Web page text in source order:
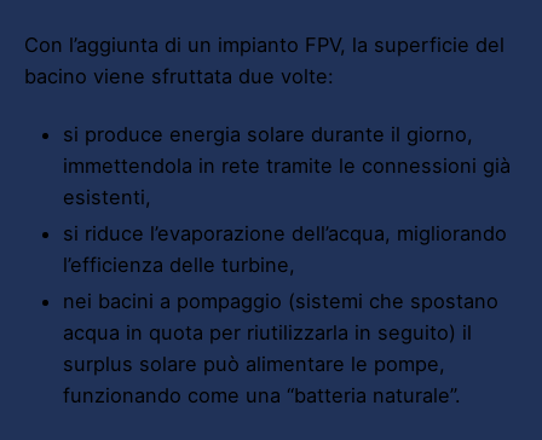
Con l’aggiunta di un impianto FPV, la superficie del
bacino viene sfruttata due volte:
si produce energia solare durante il giorno,
immettendola in rete tramite le connessioni già
esistenti,
si riduce l’evaporazione dell’acqua, migliorando
l’efficienza delle turbine,
nei bacini a pompaggio (sistemi che spostano
acqua in quota per riutilizzarla in seguito) il
surplus solare può alimentare le pompe,
funzionando come una “batteria naturale”.